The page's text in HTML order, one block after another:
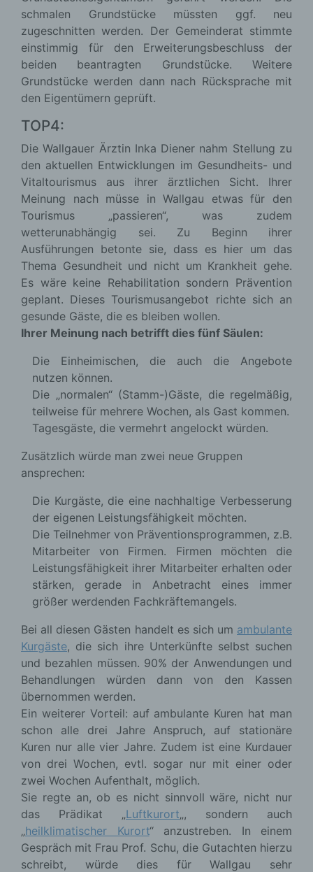
schmalen Grundstücke müssten ggf. neu
zugeschnitten werden. Der Gemeinderat stimmte
einstimmig für den Erweiterungsbeschluss der
beiden beantragten Grundstücke. Weitere
Grundstücke werden dann nach Rücksprache mit
den Eigentümern geprüft.
TOP4:
Die Wallgauer Ärztin Inka Diener nahm Stellung zu
den aktuellen Entwicklungen im Gesundheits- und
Vitaltourismus aus ihrer ärztlichen Sicht. Ihrer
Meinung nach müsse in Wallgau etwas für den
Tourismus „passieren“, was zudem
wetterunabhängig sei. Zu Beginn ihrer
Ausführungen betonte sie, dass es hier um das
Thema Gesundheit und nicht um Krankheit gehe.
Es wäre keine Rehabilitation sondern Prävention
geplant. Dieses Tourismusangebot richte sich an
gesunde Gäste, die es bleiben wollen.
Ihrer Meinung nach betrifft dies fünf Säulen:
Die Einheimischen, die auch die Angebote
nutzen können.
Die „normalen“ (Stamm-)Gäste, die regelmäßig,
teilweise für mehrere Wochen, als Gast kommen.
Tagesgäste, die vermehrt angelockt würden.
Zusätzlich würde man zwei neue Gruppen
ansprechen:
Die Kurgäste, die eine nachhaltige Verbesserung
der eigenen Leistungsfähigkeit möchten.
Die Teilnehmer von Präventionsprogrammen, z.B.
Mitarbeiter von Firmen. Firmen möchten die
Leistungsfähigkeit ihrer Mitarbeiter erhalten oder
stärken, gerade in Anbetracht eines immer
größer werdenden Fachkräftemangels.
Bei all diesen Gästen handelt es sich um ambulante
Kurgäste, die sich ihre Unterkünfte selbst suchen
und bezahlen müssen. 90% der Anwendungen und
Behandlungen würden dann von den Kassen
übernommen werden.
Ein weiterer Vorteil: auf ambulante Kuren hat man
schon alle drei Jahre Anspruch, auf stationäre
Kuren nur alle vier Jahre. Zudem ist eine Kurdauer
von drei Wochen, evtl. sogar nur mit einer oder
zwei Wochen Aufenthalt, möglich.
Sie regte an, ob es nicht sinnvoll wäre, nicht nur
das Prädikat „Luftkurort„, sondern auch
„heilklimatischer Kurort“ anzustreben. In einem
Gespräch mit Frau Prof. Schu, die Gutachten hierzu
schreibt, würde dies für Wallgau sehr